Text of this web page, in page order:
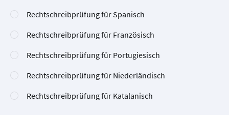
Rechtschreibprüfung für Spanisch
Rechtschreibprüfung für Französisch
Rechtschreibprüfung für Portugiesisch
Rechtschreibprüfung für Niederländisch
Rechtschreibprüfung für Katalanisch